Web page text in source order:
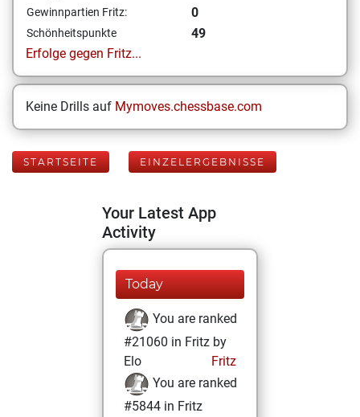
Gewinnpartien Fritz: 0
Schönheitspunkte
49
Erfolge gegen Fritz...
Keine Drills auf Mymoves.chessbase.com
STARTSEITE EINZELERGEBNISSE
Your Latest App
Activity
Today
You are ranked
#21060 in Fritz by
Elo
Fritz
You are ranked
#5844 in Fritz